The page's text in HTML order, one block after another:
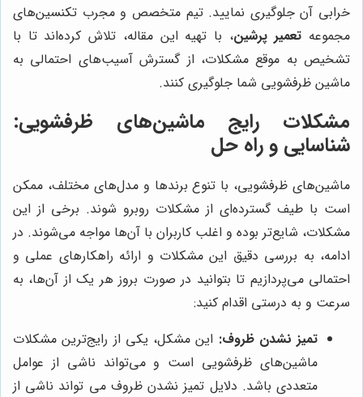
خرابی آن جلوگیری نمایید. تیم متخصص و مجرب تکنسین‌های
مجموعه تعمیر پرشین، با تهیه این مقاله، تلاش کرده‌اند تا با
تشخیص به موقع مشکلات، از گسترش آسیب‌های احتمالی به
ماشین ظرفشویی شما جلوگیری کنند.
مشکلات رایج ماشین‌های ظرفشویی:
شناسایی و راه حل
ماشین‌های ظرفشویی، با تنوع برندها و مدل‌های مختلف، ممکن
است با طیف گسترده‌ای از مشکلات روبرو شوند. برخی از این
مشکلات، شایع‌تر بوده و اغلب کاربران با آن‌ها مواجه می‌شوند. در
ادامه، به بررسی دقیق این مشکلات و ارائه راهکارهای عملی و
احتمالی می‌پردازیم تا بتوانید در صورت بروز هر یک از آن‌ها، به
سرعت و به درستی اقدام کنید:
تمیز نشدن ظروف: این مشکل، یکی از رایج‌ترین مشکلات
ماشین‌های ظرفشویی است و می‌تواند ناشی از عوامل
متعددی باشد. دلایل تمیز نشدن ظروف می تواند ناشی از